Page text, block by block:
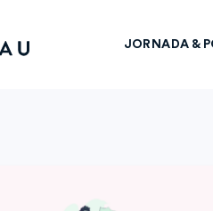
JORNADA &